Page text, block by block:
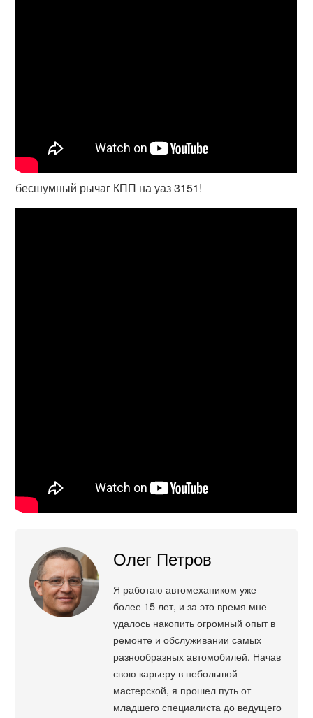
бесшумный рычаг КПП на уаз 3151!
Олег Петров
Я работаю автомехаником уже
более 15 лет, и за это время мне
удалось накопить огромный опыт в
ремонте и обслуживании самых
разнообразных автомобилей. Начав
свою карьеру в небольшой
мастерской, я прошел путь от
младшего специалиста до ведущего